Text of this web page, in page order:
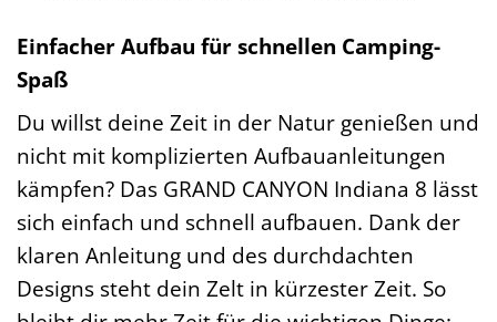
Einfacher Aufbau für schnellen Camping-
Spaß
Du willst deine Zeit in der Natur genießen und
nicht mit komplizierten Aufbauanleitungen
kämpfen? Das GRAND CANYON Indiana 8 lässt
sich einfach und schnell aufbauen. Dank der
klaren Anleitung und des durchdachten
Designs steht dein Zelt in kürzester Zeit. So